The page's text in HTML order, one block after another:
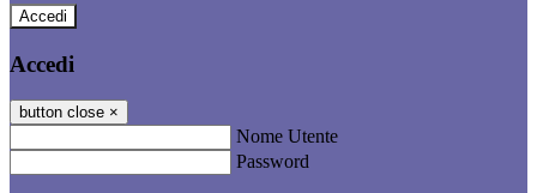
Accedi
Accedi
button close ×
Nome Utente
Password